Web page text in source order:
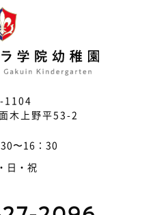
1104
木上野平53-2
〜16：30
日・祝